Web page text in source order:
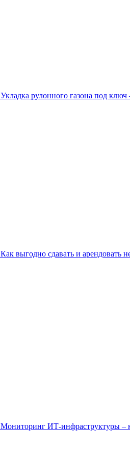
Укладка рулонного газона под
Как выгодно сдавать и
Мониторинг ИТ-инфраструктуры –